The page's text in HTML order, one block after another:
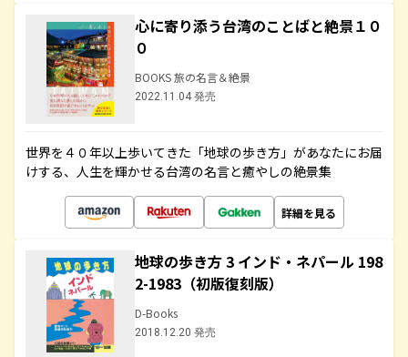
心に寄り添う台湾のことばと絶景１０
０
BOOKS 旅の名言＆絶景
2022.11.04 発売
世界を４０年以上歩いてきた「地球の歩き方」があなたにお届
けする、人生を輝かせる台湾の名言と癒やしの絶景集
詳細を見る
地球の歩き方 3 インド・ネパール 198
2-1983（初版復刻版）
D-Books
2018.12.20 発売